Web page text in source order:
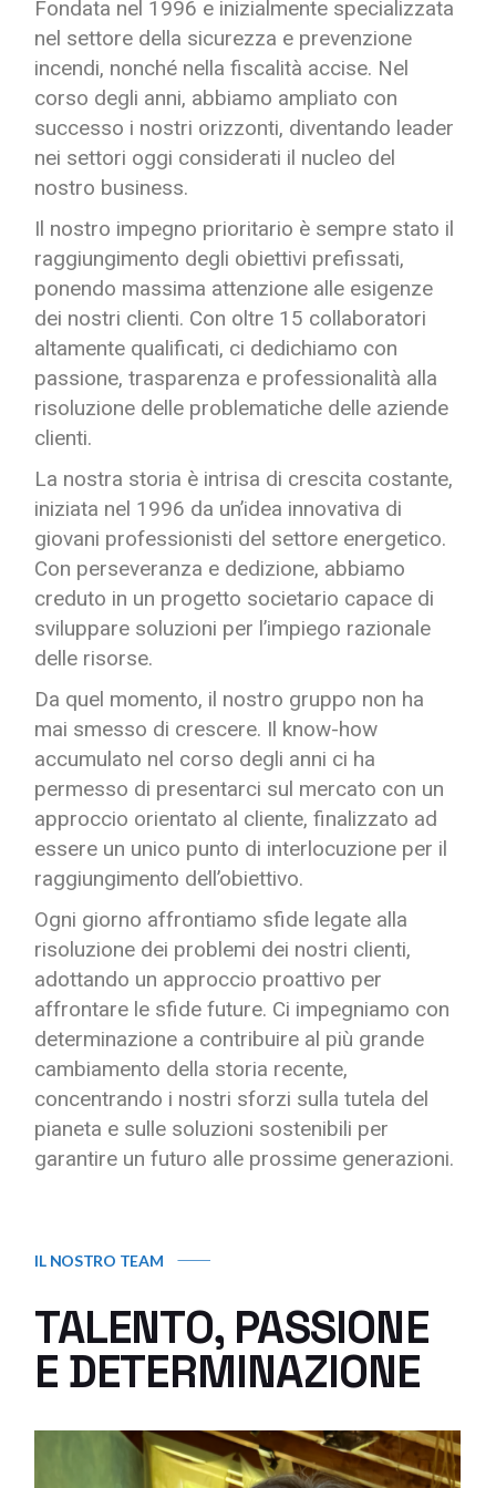
Fondata nel 1996 e inizialmente specializzata
nel settore della sicurezza e prevenzione
incendi, nonché nella fiscalità accise. Nel
corso degli anni, abbiamo ampliato con
successo i nostri orizzonti, diventando leader
nei settori oggi considerati il nucleo del
nostro business.
Il nostro impegno prioritario è sempre stato il
raggiungimento degli obiettivi prefissati,
ponendo massima attenzione alle esigenze
dei nostri clienti. Con oltre 15 collaboratori
altamente qualificati, ci dedichiamo con
passione, trasparenza e professionalità alla
risoluzione delle problematiche delle aziende
clienti.
La nostra storia è intrisa di crescita costante,
iniziata nel 1996 da un’idea innovativa di
giovani professionisti del settore energetico.
Con perseveranza e dedizione, abbiamo
creduto in un progetto societario capace di
sviluppare soluzioni per l’impiego razionale
delle risorse.
Da quel momento, il nostro gruppo non ha
mai smesso di crescere. Il know-how
accumulato nel corso degli anni ci ha
permesso di presentarci sul mercato con un
approccio orientato al cliente, finalizzato ad
essere un unico punto di interlocuzione per il
raggiungimento dell’obiettivo.
Ogni giorno affrontiamo sfide legate alla
risoluzione dei problemi dei nostri clienti,
adottando un approccio proattivo per
affrontare le sfide future. Ci impegniamo con
determinazione a contribuire al più grande
cambiamento della storia recente,
concentrando i nostri sforzi sulla tutela del
pianeta e sulle soluzioni sostenibili per
garantire un futuro alle prossime generazioni.
IL NOSTRO TEAM
TALENTO, PASSIONE
E DETERMINAZIONE